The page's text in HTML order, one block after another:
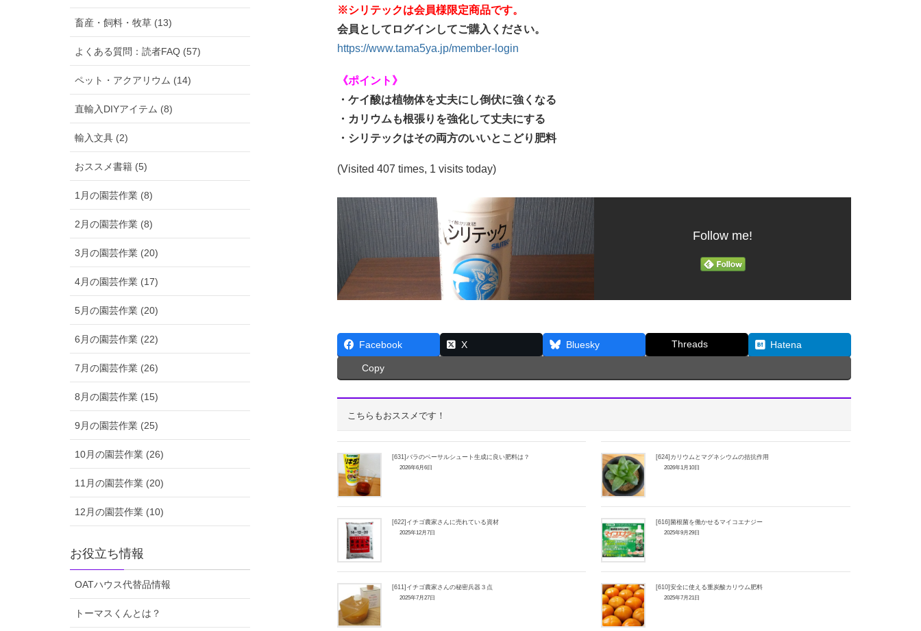
※シリテックは会員様限定商品です。
会員としてログインしてご購入ください。
https://www.tama5ya.jp/member-login
《ポイント》
・ケイ酸は植物体を丈夫にし倒伏に強くなる
・カリウムも根張りを強化して丈夫にする
・シリテックはその両方のいいとこどり肥料
(Visited 407 times, 1 visits today)
Follow me!
Facebook X Bluesky Threads Hatena
Copy
こちらもおススメです！
[631]バラのベーサルシュート生成に良い肥料は？
2026年6月6日
[624]カリウムとマグネシウムの拮抗作用
2026年1月10日
[622]イチゴ農家さんに売れている資材
2025年12月7日
[616]菌根菌を働かせるマイコエナジー
2025年9月29日
[611]イチゴ農家さんの秘密兵器３点
2025年7月27日
[610]安全に使える重炭酸カリウム肥料
2025年7月21日
畜産・飼料・牧草 (13)
よくある質問：読者FAQ (57)
ペット・アクアリウム (14)
直輸入DIYアイテム (8)
輸入文具 (2)
おススメ書籍 (5)
1月の園芸作業 (8)
2月の園芸作業 (8)
3月の園芸作業 (20)
4月の園芸作業 (17)
5月の園芸作業 (20)
6月の園芸作業 (22)
7月の園芸作業 (26)
8月の園芸作業 (15)
9月の園芸作業 (25)
10月の園芸作業 (26)
11月の園芸作業 (20)
12月の園芸作業 (10)
お役立ち情報
OATハウス代替品情報
トーマスくんとは？